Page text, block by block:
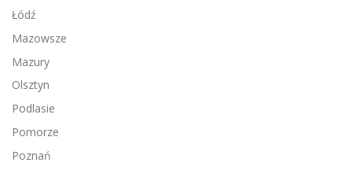
Łódź
Mazowsze
Mazury
Olsztyn
Podlasie
Pomorze
Poznań